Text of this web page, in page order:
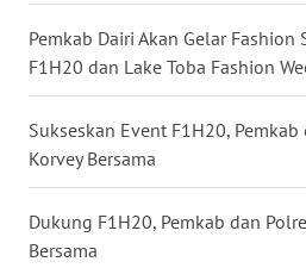
Pemkab Dairi Akan Gelar
F1H20 dan Lake Toba Fashion
Sukseskan Event F1H20,
Korvey Bersama
Dukung F1H20, Pemkab dan
Bersama
WN
JATIM
WN
BALI
WN
KALBAR